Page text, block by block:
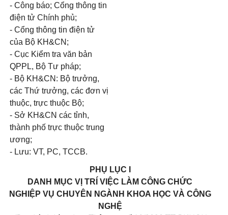
- Công báo; Cổng thông tin
điện tử Chính phủ;
- Cổng thông tin điện tử
của Bộ KH&CN;
- Cục Kiểm tra văn bản
QPPL, Bộ Tư pháp;
- Bộ KH&CN: Bộ trưởng,
các Thứ trưởng, các đơn vị
thuộc, trực thuộc Bộ;
- Sở KH&CN các tỉnh,
thành phố trực thuộc trung
ương;
- Lưu: VT, PC, TCCB.
PHỤ LỤC I
DANH MỤC VỊ TRÍ VIỆC LÀM CÔNG CHỨC
NGHIỆP VỤ CHUYÊN NGÀNH KHOA HỌC VÀ CÔNG
NGHỆ